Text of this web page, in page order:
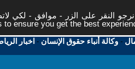
النقر على الزر - موافق - لكي
ensure you get the best
-وكالة أنباء حقوق الإنسان - اخبار